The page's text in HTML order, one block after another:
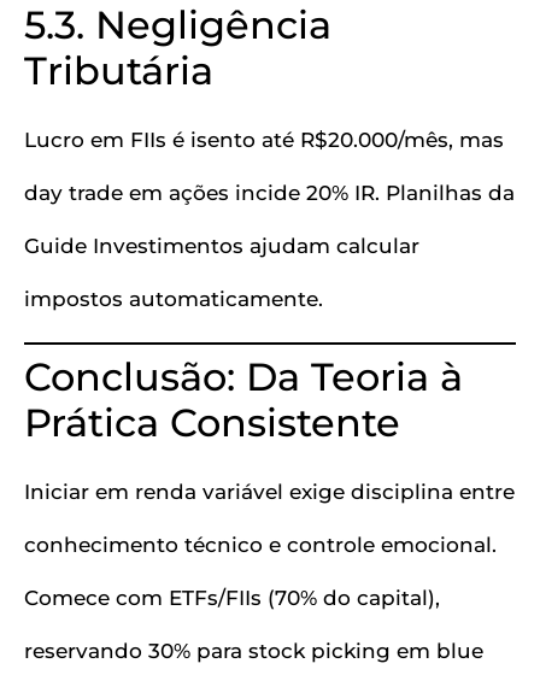
5.3. Negligência
Tributária
Lucro em FIIs é isento até R$20.000/mês, mas
day trade em ações incide 20% IR. Planilhas da
Guide Investimentos ajudam calcular
impostos automaticamente.
Conclusão: Da Teoria à
Prática Consistente
Iniciar em renda variável exige disciplina entre
conhecimento técnico e controle emocional.
Comece com ETFs/FIIs (70% do capital),
reservando 30% para stock picking em blue